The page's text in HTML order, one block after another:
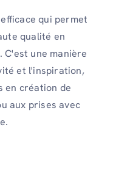
qui permet
qualité en
C'est une manière
et l'inspiration,
en création de
aux prises avec